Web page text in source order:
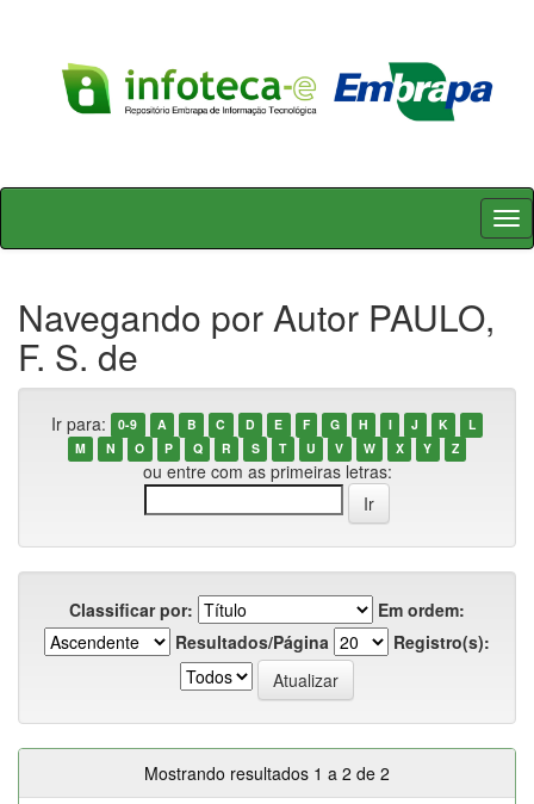
Skip
Navegando por Autor PAULO,
F. S. de
Ir para: 0-9 A B C D E F G H I J K
L
M
N O P Q R S T U V W X Y Z
ou entre com as primeiras letras:
Classificar por:
Em ordem:
Resultados/Página
Registro(s):
Mostrando resultados 1 a 2 de 2